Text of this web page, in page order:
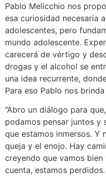
Pablo Melicchio nos
esa curiosidad necesaria
adolescentes, pero
mundo adolescente.
carecerá de vértigo y
drogas y el alcohol se
una idea recurrente,
Para eso Pablo nos
“Abro un diálogo para
podamos pensar juntos y
que estamos inmersos. Y
queja y el enojo. Hay
creyendo que vamos
cuenta, estamos